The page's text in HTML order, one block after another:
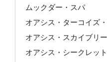
ムックダー・スパ
オアシス・ターコイズ
オアシス・スカイブリ
オアシス・シークレッ